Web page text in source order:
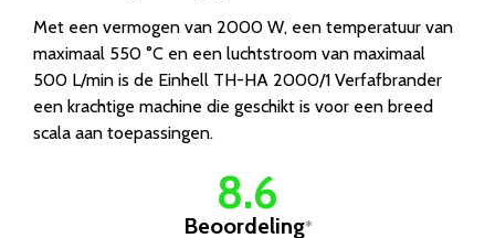
Met een vermogen van 2000 W, een temperatuur van
maximaal 550 °C en een luchtstroom van maximaal
500 L/min is de Einhell TH-HA 2000/1 Verfafbrander
een krachtige machine die geschikt is voor een breed
scala aan toepassingen.
8.6
Beoordeling*